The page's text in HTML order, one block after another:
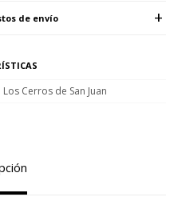
de envío
Los Cerros de San Juan